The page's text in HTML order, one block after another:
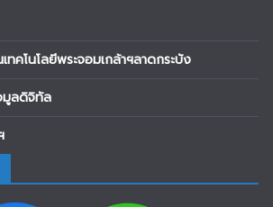
คโนโลยีพระจอมเกล้าฯลาดกระบัง
มูลดิจิทัล